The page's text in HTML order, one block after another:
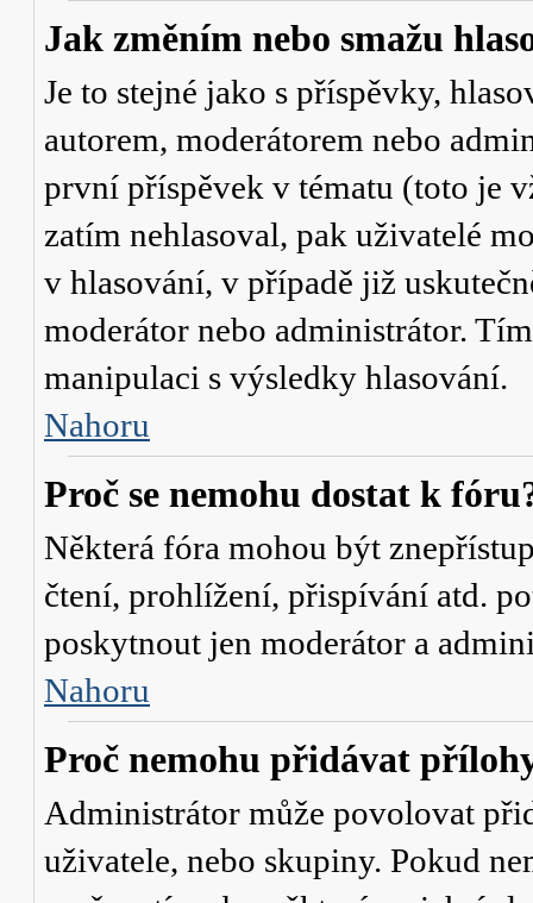
Jak změním nebo smažu
Je to stejné jako s příspěvky,
autorem, moderátorem nebo
první příspěvek v tématu (toto je
zatím nehlasoval, pak uživatelé
v hlasování, v případě již
moderátor nebo administrátor.
manipulaci s výsledky hlasování.
Nahoru
Proč se nemohu dostat k
Některá fóra mohou být
čtení, prohlížení, přispívání atd.
poskytnout jen moderátor a
Nahoru
Proč nemohu přidávat
Administrátor může povolovat
uživatele, nebo skupiny. Pokud